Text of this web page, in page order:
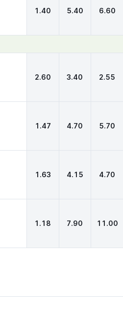
1.40 5.40 6.60
2.60 3.40 2.55
1.47 4.70 5.70
1.63 4.15 4.70
1.18 7.90 11.00